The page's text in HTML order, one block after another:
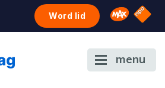
Word lid Omroep
NPO
menu